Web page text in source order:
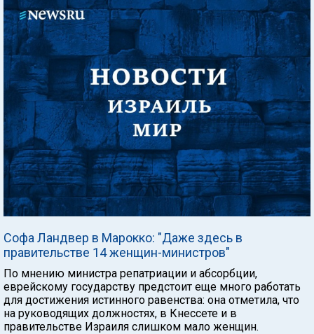
Софа Ландвер в Марокко: "Даже здесь в
правительстве 14 женщин-министров"
По мнению министра репатриации и абсорбции,
еврейскому государству предстоит еще много работать
для достижения истинного равенства: она отметила, что
на руководящих должностях, в Кнессете и в
правительстве Израиля слишком мало женщин.